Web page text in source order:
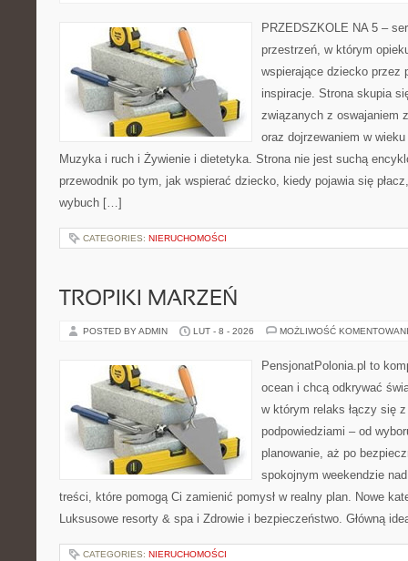
PRZEDSZKOLE NA 5 –
przestrzeń, w którym
wspierające dziecko przez
inspiracje. Strona skupia
związanych z oswajaniem
oraz dojrzewaniem w
Muzyka i ruch i Żywienie i dietetyka. Strona nie jest suchą
przewodnik po tym, jak wspierać dziecko, kiedy pojawia się
wybuch […]
CATEGORIES: NIERUCHOMOŚCI
TROPIKI MARZEŃ
POSTED BY ADMIN LUT - 8 - 2026 MOŻLIWOŚĆ
PensjonatPolonia.pl to
ocean i chcą odkrywać
w którym relaks łączy się
podpowiedziami – od
planowanie, aż po
spokojnym weekendzie
treści, które pomogą Ci zamienić pomysł w realny plan. Nowe
Luksusowe resorty & spa i Zdrowie i bezpieczeństwo. Główną
CATEGORIES: NIERUCHOMOŚCI